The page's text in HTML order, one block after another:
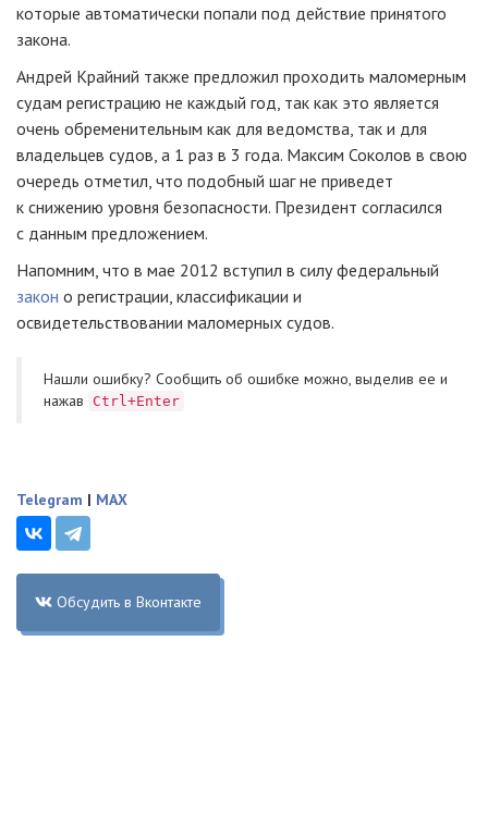
которые автоматически попали под действие принятого
закона.
Андрей Крайний также предложил проходить маломерным
судам регистрацию не каждый год, так как это является
очень обременительным как для ведомства, так и для
владельцев судов, а 1 раз в 3 года. Максим Соколов в свою
очередь отметил, что подобный шаг не приведет
к снижению уровня безопасности. Президент согласился
с данным предложением.
Напомним, что в мае 2012 вступил в силу федеральный
закон о регистрации, классификации и
освидетельствовании маломерных судов.
Нашли ошибку? Cообщить об ошибке можно, выделив ее и
нажав
Ctrl+Enter
Telegram | MAX
Обсудить в Вконтакте